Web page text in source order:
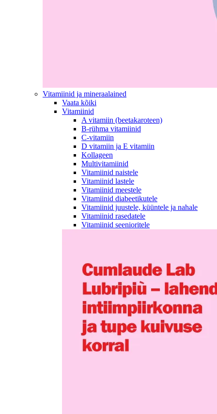
Vitamiinid ja mineraalained
Vaata kõiki
Vitamiinid
A vitamiin (beetakaroteen)
B-rühma vitamiinid
C-vitamiin
D vitamiin ja E vitamiin
Kollageen
Multivitamiinid
Vitamiinid naistele
Vitamiinid lastele
Vitamiinid meestele
Vitamiinid diabeetikutele
Vitamiinid juustele, küüntele ja nahale
Vitamiinid rasedatele
Vitamiinid seenioritele